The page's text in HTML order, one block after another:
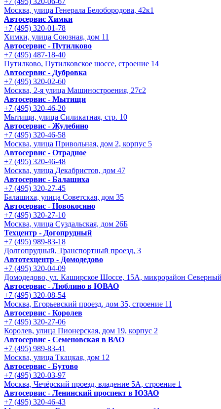
Москва, улица Генерала Белобородова, 42к1
Автосервис Химки
+7 (495) 320-01-78
Химки, улица Союзная, дом 11
Автосервис - Путилково
+7 (495) 487-18-40
Путилково, Путилковское шоссе, строение 14
Автосервис - Дубровка
+7 (495) 320-02-60
Москва, 2-я улица Машиностроения, 27с2
Автосервис - Мытищи
+7 (495) 320-46-20
Мытищи, улица Силикатная, стр. 10
Автосервис - Жулебино
+7 (495) 320-46-58
Москва, улица Привольная, дом 2, корпус 5
Автосервис - Отрадное
+7 (495) 320-46-48
Москва, улица Декабристов, дом 47
Автосервис - Балашиха
+7 (495) 320-27-45
Балашиха, улица Советская, дом 35
Автосервис - Новокосино
+7 (495) 320-27-10
Москва, улица Суздальская, дом 26Б
Техцентр - Догопрудный
+7 (495) 989-83-18
Долгопрудный, Транспортный проезд, 3
Автотехцентр - Домодедово
+7 (495) 320-04-09
Домодедово, ул. Каширское Шоссе, 15А, микрорайон
Автосервис - Люблино в ЮВАО
+7 (495) 320-08-54
Москва, Егорьевский проезд, дом 35, строение 11
Автосервис - Королев
+7 (495) 320-27-06
Королев, улица Пионерская, дом 19, корпус 2
Автосервис - Семеновская в ВАО
+7 (495) 989-83-41
Москва, улица Ткацкая, дом 12
Автосервис - Бутово
+7 (495) 320-03-97
Москва, Чечёрский проезд, владение 5А, строение 1
Автосервис - Ленинский проспект в ЮЗАО
+7 (495) 320-46-43